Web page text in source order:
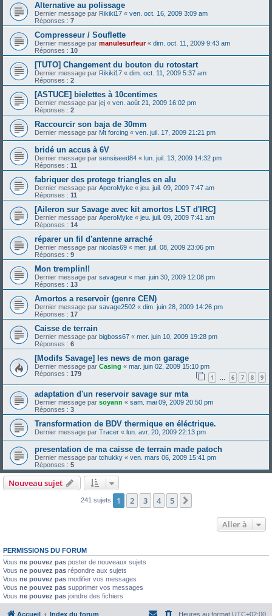
Alternative au polissage
Dernier message par Rikiki17 « ven. oct. 16, 2009 3:09 am
Réponses : 7
Compresseur / Souflette
Dernier message par manulesurfeur« dim. oct. 11, 2009 9:43 am
Réponses : 10
[TUTO] Changement du bouton du rotostart
Dernier message par Rikiki17 « dim. oct. 11, 2009 5:37 am
Réponses : 2
[ASTUCE] bielettes à 10centimes
Dernier message par jej « ven. août 21, 2009 16:02 pm
Réponses : 2
Raccourcir son baja de 30mm
Dernier message par Mt forcing « ven. juil. 17, 2009 21:21 pm
bridé un accus à 6V
Dernier message par sensiseed84 « lun. juil. 13, 2009 14:32 pm
Réponses : 11
fabriquer des protege triangles en alu
Dernier message par AperoMyke « jeu. juil. 09, 2009 7:47 am
Réponses : 11
[Aileron sur Savage avec kit amortos LST d'IRC]
Dernier message par AperoMyke « jeu. juil. 09, 2009 7:41 am
Réponses : 14
réparer un fil d'antenne arraché
Dernier message par nicolas69 « mer. juil. 08, 2009 23:06 pm
Réponses : 9
Mon tremplin!!
Dernier message par savageur « mar. juin 30, 2009 12:08 pm
Réponses : 13
Amortos a reservoir (genre CEN)
Dernier message par savage2502 « dim. juin 28, 2009 14:26 pm
Réponses : 17
Caisse de terrain
Dernier message par bigboss67 « mer. juin 10, 2009 19:28 pm
Réponses : 6
[Modifs Savage] les news de mon garage
Dernier message par Casing « mar. juin 02, 2009 15:10 pm
Réponses : 179 1 … 6 7 8 9
adaptation d'un reservoir savage sur mta
Dernier message par soyann « sam. mai 09, 2009 20:50 pm
Réponses : 3
Transformation de BDV thermique en éléctrique.
Dernier message par Tracer « lun. avr. 20, 2009 22:13 pm
presentation de ma caisse de terrain made patoch
Dernier message par tchukky « ven. mars 06, 2009 15:41 pm
Réponses : 5
Nouveau sujet
241 sujets 1 2 3 4 5
Aller à
PERMISSIONS DU FORUM
Vous ne pouvez pas poster de nouveaux sujets
Vous ne pouvez pas répondre aux sujets
Vous ne pouvez pas modifier vos messages
Vous ne pouvez pas supprimer vos messages
Vous ne pouvez pas joindre des fichiers
Accueil Index du forum Heures au format UTC+02:00